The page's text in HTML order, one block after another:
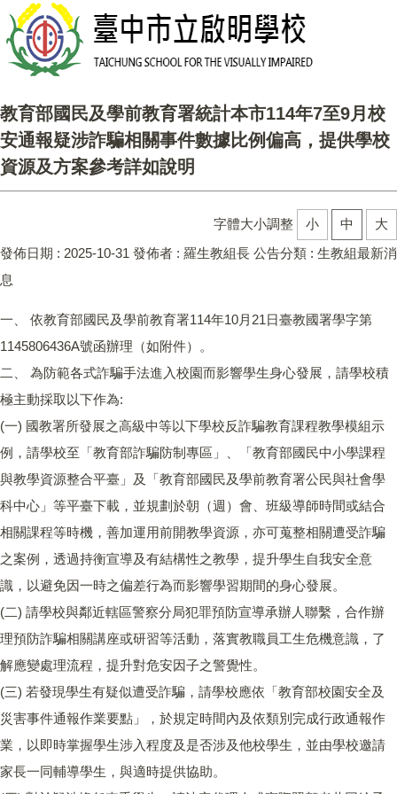
教育部國民及學前教育署統計本市114年7至9月校
安通報疑涉詐騙相關事件數據比例偏高，提供學校
資源及方案參考詳如說明
字體大小調整 小 中
大
發佈日期 : 2025-10-31 發佈者 : 羅生教組長 公告分類 : 生教組最新消
息
一、 依教育部國民及學前教育署114年10月21日臺教國署學字第
1145806436A號函辦理（如附件）。
二、 為防範各式詐騙手法進入校園而影響學生身心發展，請學校積
極主動採取以下作為:
(一) 國教署所發展之高級中等以下學校反詐騙教育課程教學模組示
例，請學校至「教育部詐騙防制專區」、「教育部國民中小學課程
與教學資源整合平臺」及「教育部國民及學前教育署公民與社會學
科中心」等平臺下載，並規劃於朝（週）會、班級導師時間或結合
相關課程等時機，善加運用前開教學資源，亦可蒐整相關遭受詐騙
之案例，透過持衡宣導及有結構性之教學，提升學生自我安全意
識，以避免因一時之偏差行為而影響學習期間的身心發展。
(二) 請學校與鄰近轄區警察分局犯罪預防宣導承辦人聯繫，合作辦
理預防詐騙相關講座或研習等活動，落實教職員工生危機意識，了
解應變處理流程，提升對危安因子之警覺性。
(三) 若發現學生有疑似遭受詐騙，請學校應依「教育部校園安全及
災害事件通報作業要點」，於規定時間內及依類別完成行政通報作
業，以即時掌握學生涉入程度及是否涉及他校學生，並由學校邀請
家長一同輔導學生，與適時提供協助。